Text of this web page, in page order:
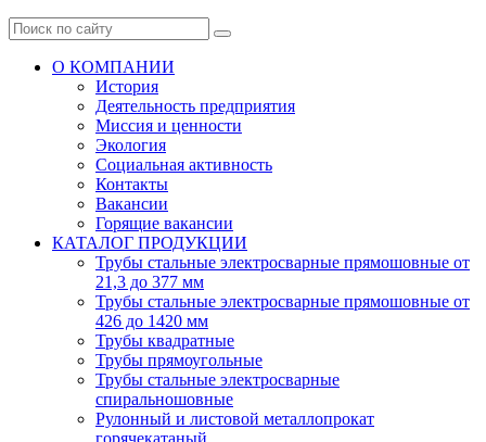
О КОМПАНИИ
История
Деятельность предприятия
Миссия и ценности
Экология
Социальная активность
Контакты
Вакансии
Горящие вакансии
КАТАЛОГ ПРОДУКЦИИ
Трубы стальные электросварные прямошовные от
21,3 до 377 мм
Трубы стальные электросварные прямошовные от
426 до 1420 мм
Трубы квадратные
Трубы прямоугольные
Трубы стальные электросварные
спиральношовные
Рулонный и листовой металлопрокат
горячекатаный